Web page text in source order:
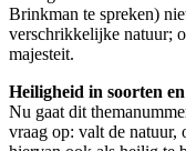
Brinkman te spreken)
verschrikkelijke natuur;
majesteit.
Heiligheid in soorten
Nu gaat dit
vraag op: valt de natuur,